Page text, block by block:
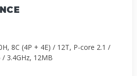
8C (4P + 4E) / 12T, P-core 2.1 /
/ 3.4GHz, 12MB